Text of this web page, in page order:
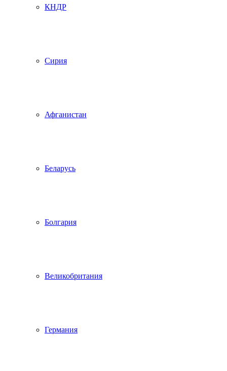
КНДР
Сирия
Афганистан
Беларусь
Болгария
Великобритания
Германия